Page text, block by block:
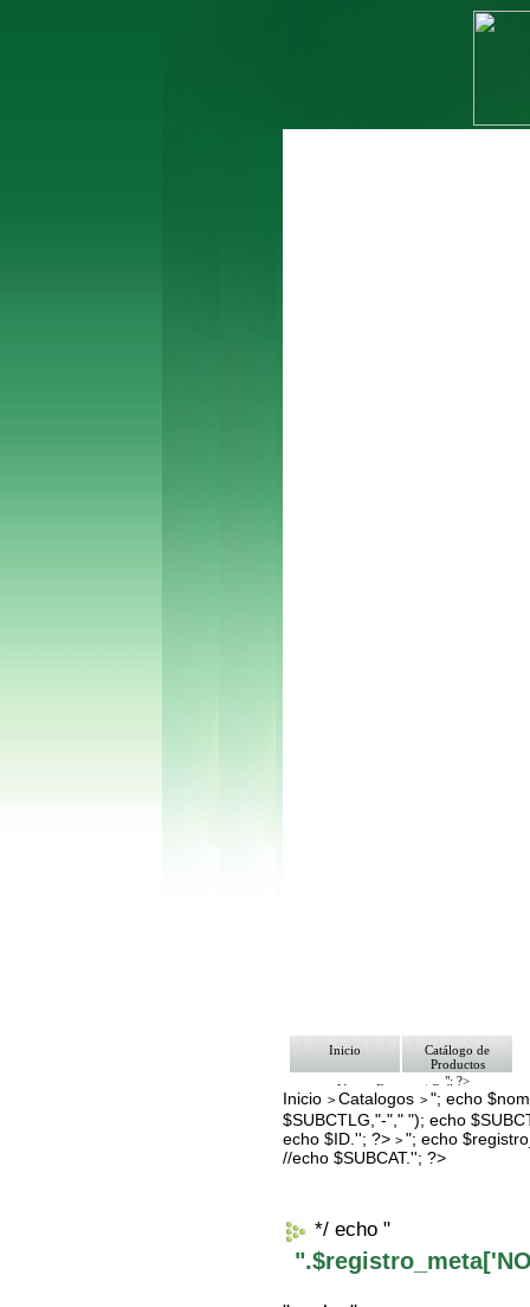
Inicio
Catálogo de
Productos
"; ?>
Ventas Empresa/ Gobierno
Ofertas
Envíos y Formas de Pago
Nosotros
Bolsa de Trabajo
Contacto
Inicio >Catalogos >"; echo
$SUBCTLG,"-"," "); echo
echo $ID.''; ?>>"; echo
//echo $SUBCAT.''; ?>
*/ echo "